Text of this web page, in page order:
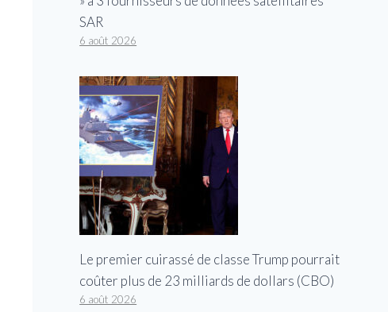
SAR
6 août 2026
Le premier cuirassé de classe Trump pourrait
coûter plus de 23 milliards de dollars (CBO)
6 août 2026